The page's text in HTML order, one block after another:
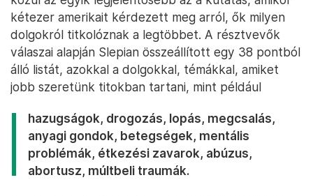
kétezer amerikait kérdezett meg arról, ők milyen
dolgokról titkolóznak a legtöbbet. A résztvevők
válaszai alapján Slepian összeállított egy 38 pontból
álló listát, azokkal a dolgokkal, témákkal, amiket
jobb szeretünk titokban tartani, mint például
hazugságok, drogozás, lopás, megcsalás,
anyagi gondok, betegségek, mentális
problémák, étkezési zavarok, abúzus,
abortusz, múltbeli traumák.